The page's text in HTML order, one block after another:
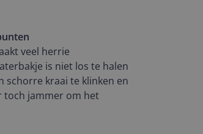
schorre kraai te klinken en
toch jammer om het
veel herrie
is niet los te halen